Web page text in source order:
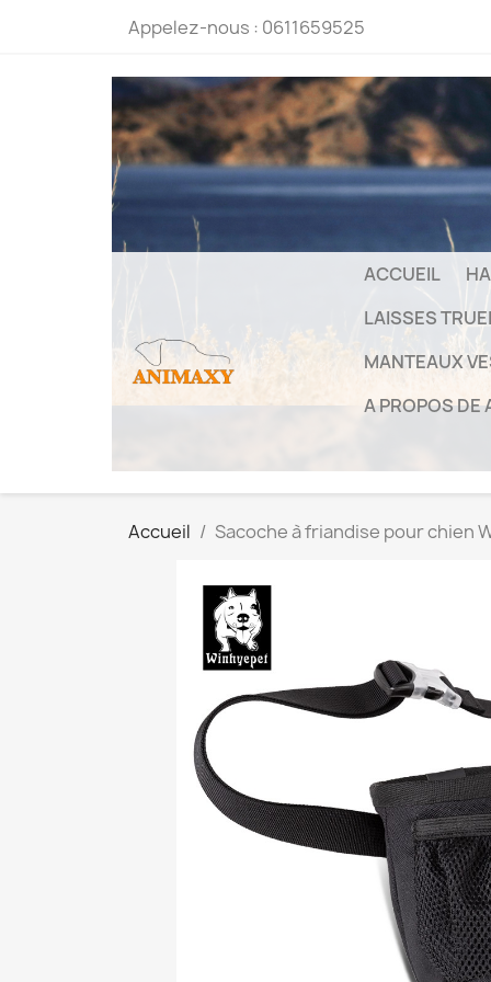
Appelez-nous : 0611659525
ACCUEIL
LAISSES
MANTEAUX
A PROPOS DE
Accueil Sacoche à friandise pour chien